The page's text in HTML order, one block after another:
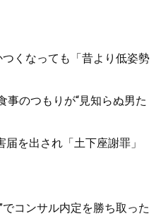
くなっても「昔より低姿勢
のつもりが“見知らぬ男た
を出され「土下座謝罪」
コンサル内定を勝ち取った